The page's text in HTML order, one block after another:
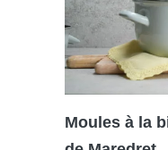
Moules à la